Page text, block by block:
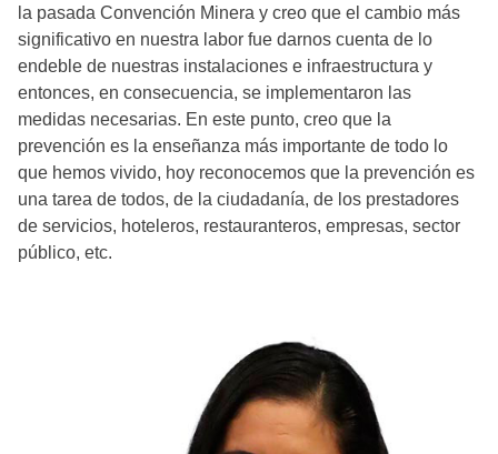
la pasada Convención Minera y creo que el cambio más
significativo en nuestra labor fue darnos cuenta de lo
endeble de nuestras instalaciones e infraestructura y
entonces, en consecuencia, se implementaron las
medidas necesarias. En este punto, creo que la
prevención es la enseñanza más importante de todo lo
que hemos vivido, hoy reconocemos que la prevención es
una tarea de todos, de la ciudadanía, de los prestadores
de servicios, hoteleros, restauranteros, empresas, sector
público, etc.